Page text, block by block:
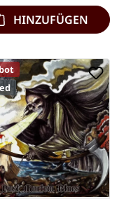
HINZUFÜGEN